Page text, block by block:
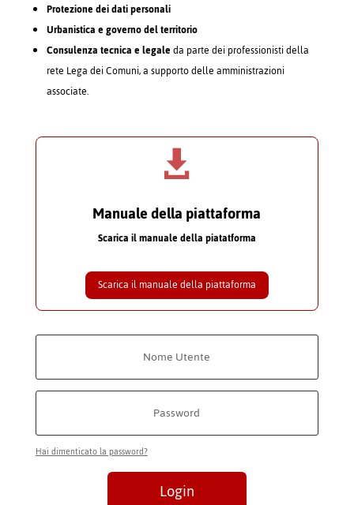
Protezione dei dati personali
Urbanistica e governo del territorio
Consulenza tecnica e legaleda parte dei professionisti della
rete Lega dei Comuni, a supporto delle amministrazioni
associate.

Manuale della piattaforma
Scarica il manuale della piatatforma
Scarica il manuale della piattaforma
Hai dimenticato la password?
Login